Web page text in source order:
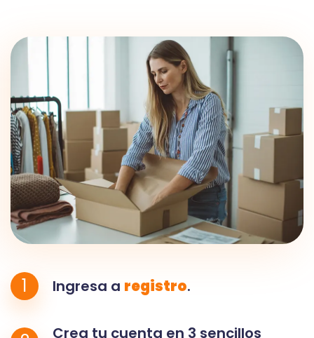
1 Ingresa a registro.
Crea tu cuenta en 3 sencillos